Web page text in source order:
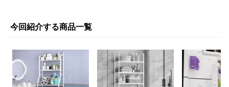
今回紹介する商品一覧